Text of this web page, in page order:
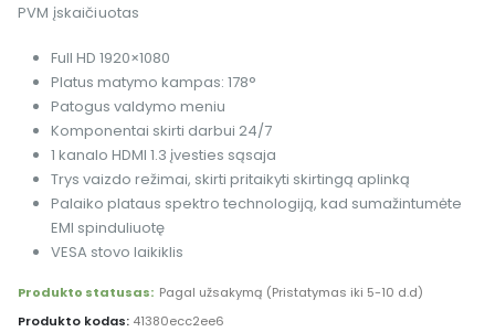
PVM įskaičiuotas
Full HD 1920×1080
Platus matymo kampas: 178°
Patogus valdymo meniu
Komponentai skirti darbui 24/7
1 kanalo HDMI 1.3 įvesties sąsaja
Trys vaizdo režimai, skirti pritaikyti skirtingą aplinką
Palaiko plataus spektro technologiją, kad sumažintumėte
EMI spinduliuotę
VESA stovo laikiklis
Produkto statusas: Pagal užsakymą (Pristatymas iki 5-10 d.d)
Produkto kodas: 41380ecc2ee6